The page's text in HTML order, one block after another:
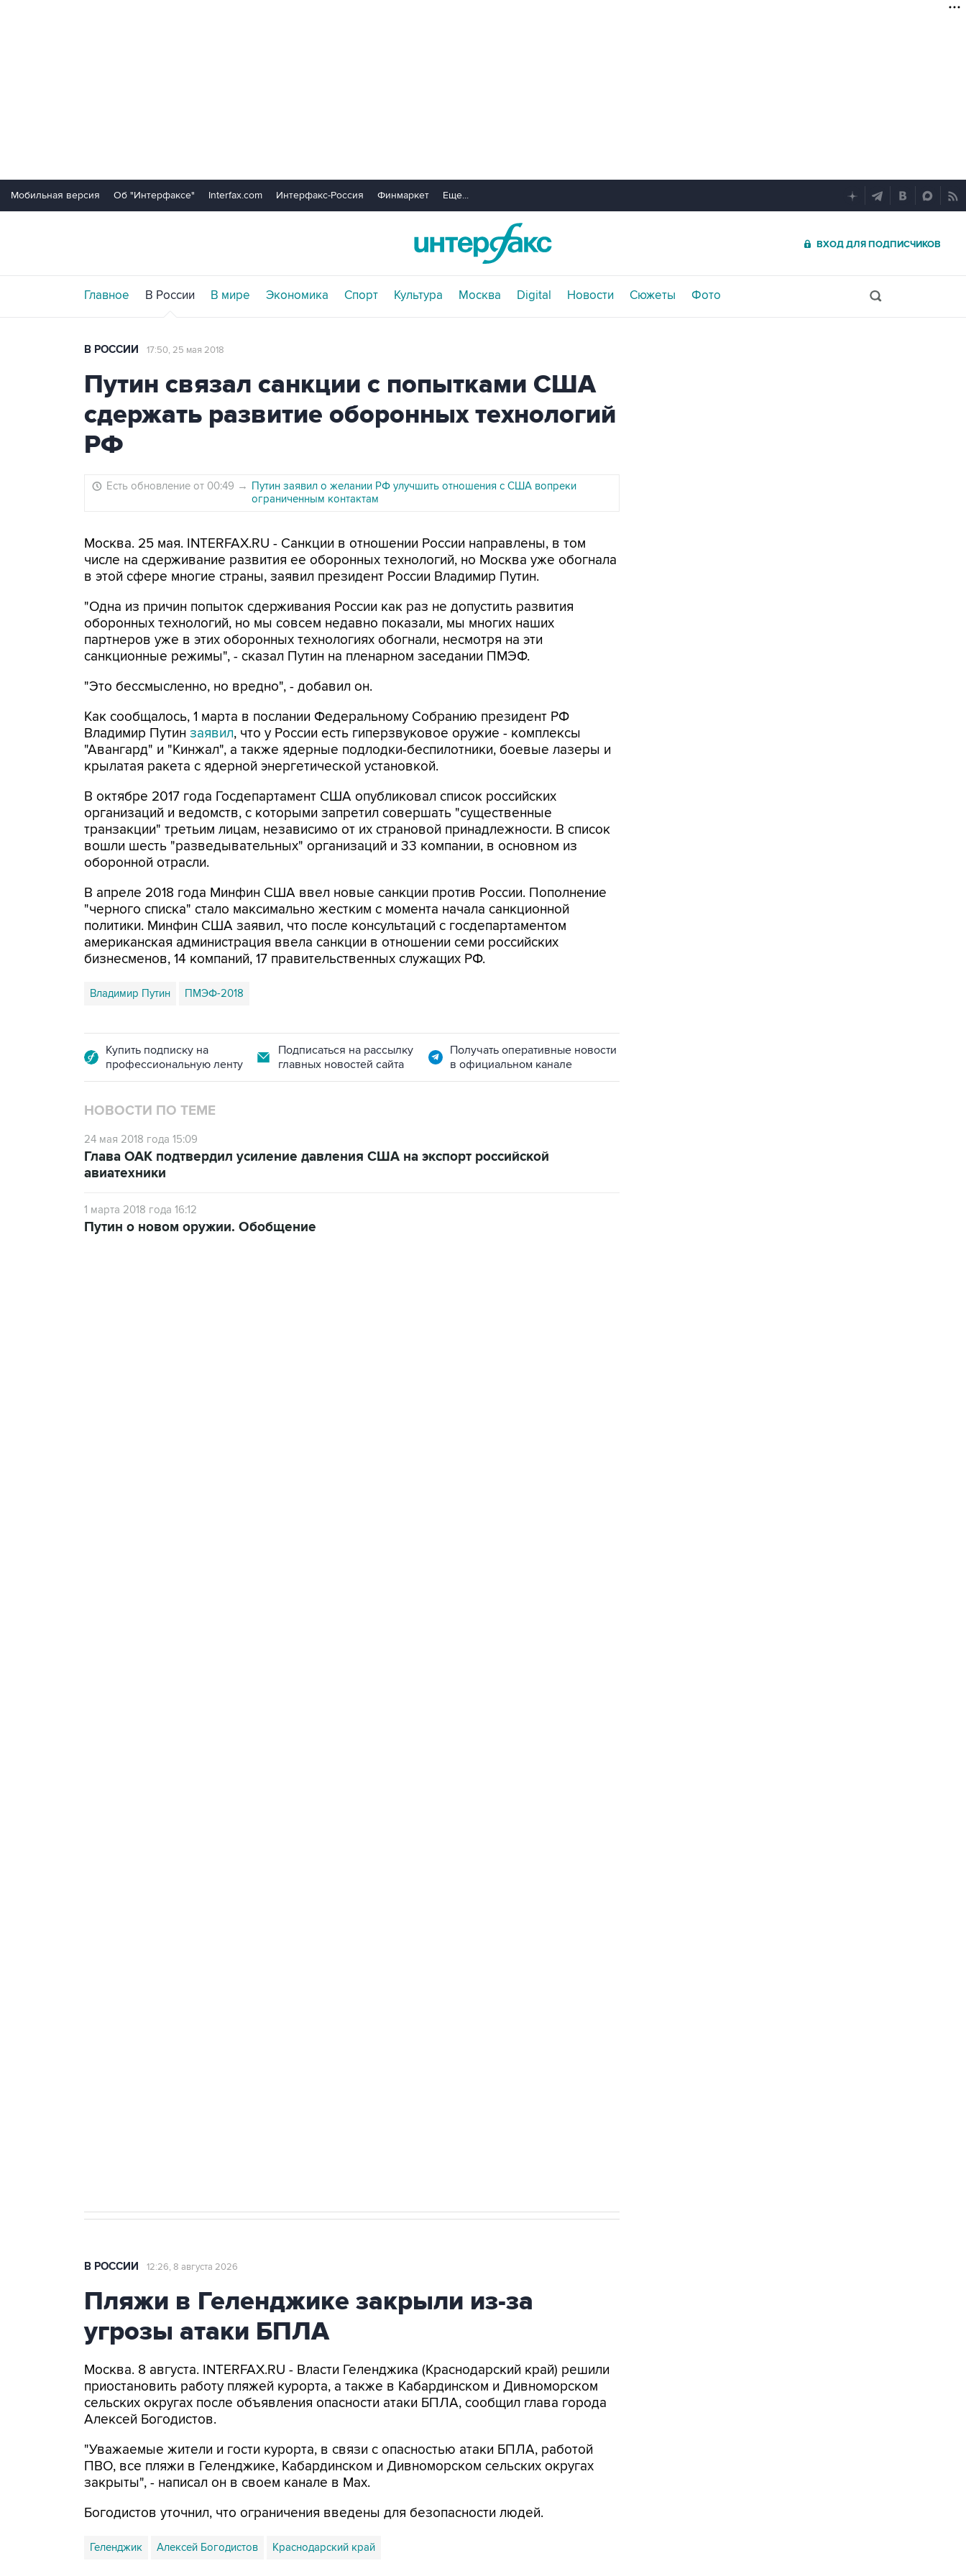
Мобильная версия Об "Интерфаксе" Interfax.com Интерфакс-Россия Финмаркет Еще...
ВХОД ДЛЯ ПОДПИСЧИКОВ
Главное В России В мире Экономика Спорт Культура Москва Digital Новости Сюжеты Фото
В РОССИИ 17:50, 25 мая 2018
Путин связал санкции с попытками США
сдержать развитие оборонных технологий
РФ
Есть обновление от 00:49 → Путин заявил о желании РФ улучшить отношения с США вопреки
ограниченным контактам
Москва. 25 мая. INTERFAX.RU - Санкции в отношении России направлены, в том
числе на сдерживание развития ее оборонных технологий, но Москва уже обогнала
в этой сфере многие страны, заявил президент России Владимир Путин.
"Одна из причин попыток сдерживания России как раз не допустить развития
оборонных технологий, но мы совсем недавно показали, мы многих наших
партнеров уже в этих оборонных технологиях обогнали, несмотря на эти
санкционные режимы", - сказал Путин на пленарном заседании ПМЭФ.
"Это бессмысленно, но вредно", - добавил он.
Как сообщалось, 1 марта в послании Федеральному Собранию президент РФ
Владимир Путин заявил, что у России есть гиперзвуковое оружие - комплексы
"Авангард" и "Кинжал", а также ядерные подлодки-беспилотники, боевые лазеры и
крылатая ракета с ядерной энергетической установкой.
В октябре 2017 года Госдепартамент США опубликовал список российских
организаций и ведомств, с которыми запретил совершать "существенные
транзакции" третьим лицам, независимо от их страновой принадлежности. В список
вошли шесть "разведывательных" организаций и 33 компании, в основном из
оборонной отрасли.
В апреле 2018 года Минфин США ввел новые санкции против России. Пополнение
"черного списка" стало максимально жестким с момента начала санкционной
политики. Минфин США заявил, что после консультаций с госдепартаментом
американская администрация ввела санкции в отношении семи российских
бизнесменов, 14 компаний, 17 правительственных служащих РФ.
Владимир Путин ПМЭФ-2018
Купить подписку на
профессиональную ленту
Подписаться на рассылку
главных новостей сайта
Получать оперативные новости
в официальном канале
НОВОСТИ ПО ТЕМЕ
24 мая 2018 года 15:09
Глава ОАК подтвердил усиление давления США на экспорт российской
авиатехники
1 марта 2018 года 16:12
Путин о новом оружии. Обобщение
В РОССИИ 12:26, 8 августа 2026
Пляжи в Геленджике закрыли из-за
угрозы атаки БПЛА
Москва. 8 августа. INTERFAX.RU - Власти Геленджика (Краснодарский край) решили
приостановить работу пляжей курорта, а также в Кабардинском и Дивноморском
сельских округах после объявления опасности атаки БПЛА, сообщил глава города
Алексей Богодистов.
"Уважаемые жители и гости курорта, в связи с опасностью атаки БПЛА, работой
ПВО, все пляжи в Геленджике, Кабардинском и Дивноморском сельских округах
закрыты", - написал он в своем канале в Max.
Богодистов уточнил, что ограничения введены для безопасности людей.
Геленджик Алексей Богодистов Краснодарский край